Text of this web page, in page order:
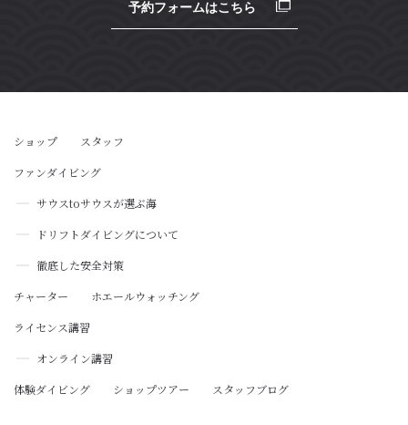
予約フォームはこちら
ショップ
スタッフ
ファンダイビング
サウスtoサウスが選ぶ海
ドリフトダイビングについて
徹底した安全対策
チャーター
ホエールウォッチング
ライセンス講習
オンライン講習
体験ダイビング
ショップツアー スタッフブログ